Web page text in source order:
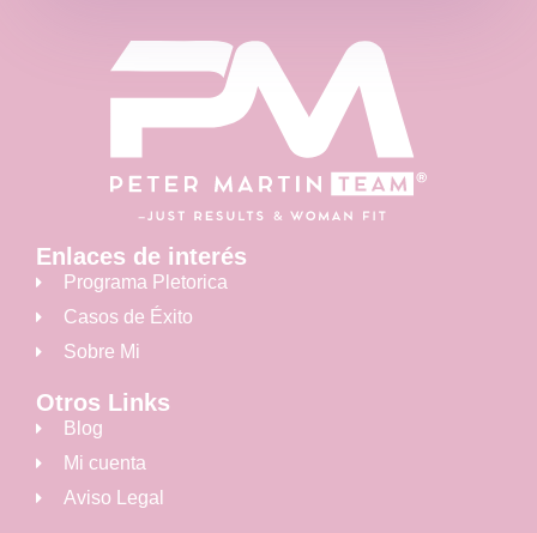
Enlaces de interés
Programa Pletorica
Casos de Éxito
Sobre Mi
Otros Links
Blog
Mi cuenta
Aviso Legal